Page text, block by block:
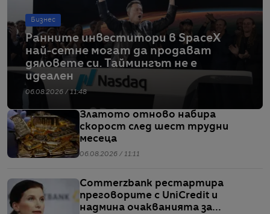
Бизнес
Ранните инвеститори в SpaceX
най-сетне могат да продават
дяловете си. Таймингът не е
идеален
06.08.2026 / 11:48
Златото отново набира
скорост след шест трудни
месеца
06.08.2026 / 11:11
Commerzbank рестартира
преговорите с UniCredit и
надмина очакванията за